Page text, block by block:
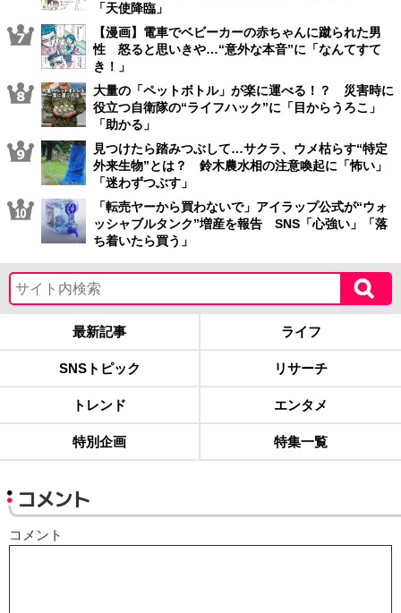
「天使降臨」
【漫画】電車でベビーカーの赤ちゃんに蹴られた男
性 怒ると思いきや…“意外な本音”に「なんてすて
き！」
大量の「ペットボトル」が楽に運べる！？ 災害時に
役立つ自衛隊の“ライフハック”に「目からうろこ」
「助かる」
見つけたら踏みつぶして…サクラ、ウメ枯らす“特定
外来生物”とは？ 鈴木農水相の注意喚起に「怖い」
「迷わずつぶす」
「転売ヤーから買わないで」アイラップ公式が“ウォ
ッシャブルタンク”増産を報告 SNS「心強い」「落
ち着いたら買う」
最新記事 ライフ
SNSトピック リサーチ
トレンド エンタメ
特別企画 特集一覧
コメント
コメント